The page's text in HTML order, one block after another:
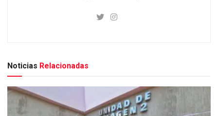
Noticias Relacionadas